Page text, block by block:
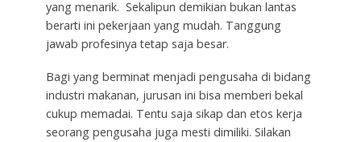
yang menarik. Sekalipun demikian bukan lantas
berarti ini pekerjaan yang mudah. Tanggung
jawab profesinya tetap saja besar.
Bagi yang berminat menjadi pengusaha di bidang
industri makanan, jurusan ini bisa memberi bekal
cukup memadai. Tentu saja sikap dan etos kerja
seorang pengusaha juga mesti dimiliki. Silakan